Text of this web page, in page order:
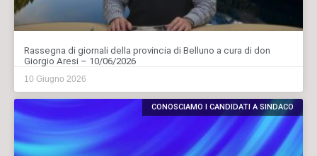
Rassegna di giornali della provincia di Belluno a cura di don
Giorgio Aresi – 10/06/2026
10 Giugno 2026
CONOSCIAMO I CANDIDATI A SINDACO